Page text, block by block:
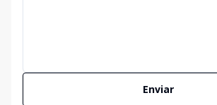
Enviar